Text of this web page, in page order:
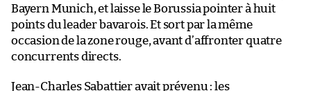
Bayern Munich, et laisse le Borussia pointer à huit
points du leader bavarois. Et sort par la même
occasion de la zone rouge, avant d’affronter quatre
concurrents directs.
Jean-Charles Sabattier avait prévenu : les